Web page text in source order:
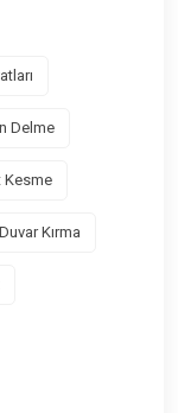
Delme
Kesme
Kırma